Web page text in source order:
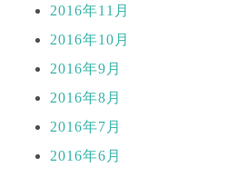
2016年11月
2016年10月
2016年9月
2016年8月
2016年7月
2016年6月